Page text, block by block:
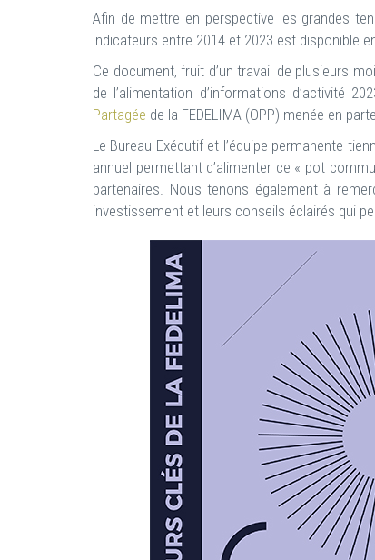
Afin de mettre en perspective les grandes
indicateurs entre 2014 et 2023 est disponible
Ce document, fruit d’un travail de plusieurs
de l’alimentation d’informations d’activité
Partagée de la FEDELIMA (OPP) menée en
Le Bureau Exécutif et l’équipe permanente
annuel permettant d’alimenter ce « pot
partenaires. Nous tenons également à
investissement et leurs conseils éclairés qui